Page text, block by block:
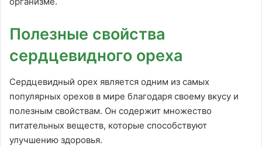
Полезные свойства
сердцевидного ореха
Сердцевидный орех является одним из самых
популярных орехов в мире благодаря своему вкусу и
полезным свойствам. Он содержит множество
питательных веществ, которые способствуют
улучшению здоровья.